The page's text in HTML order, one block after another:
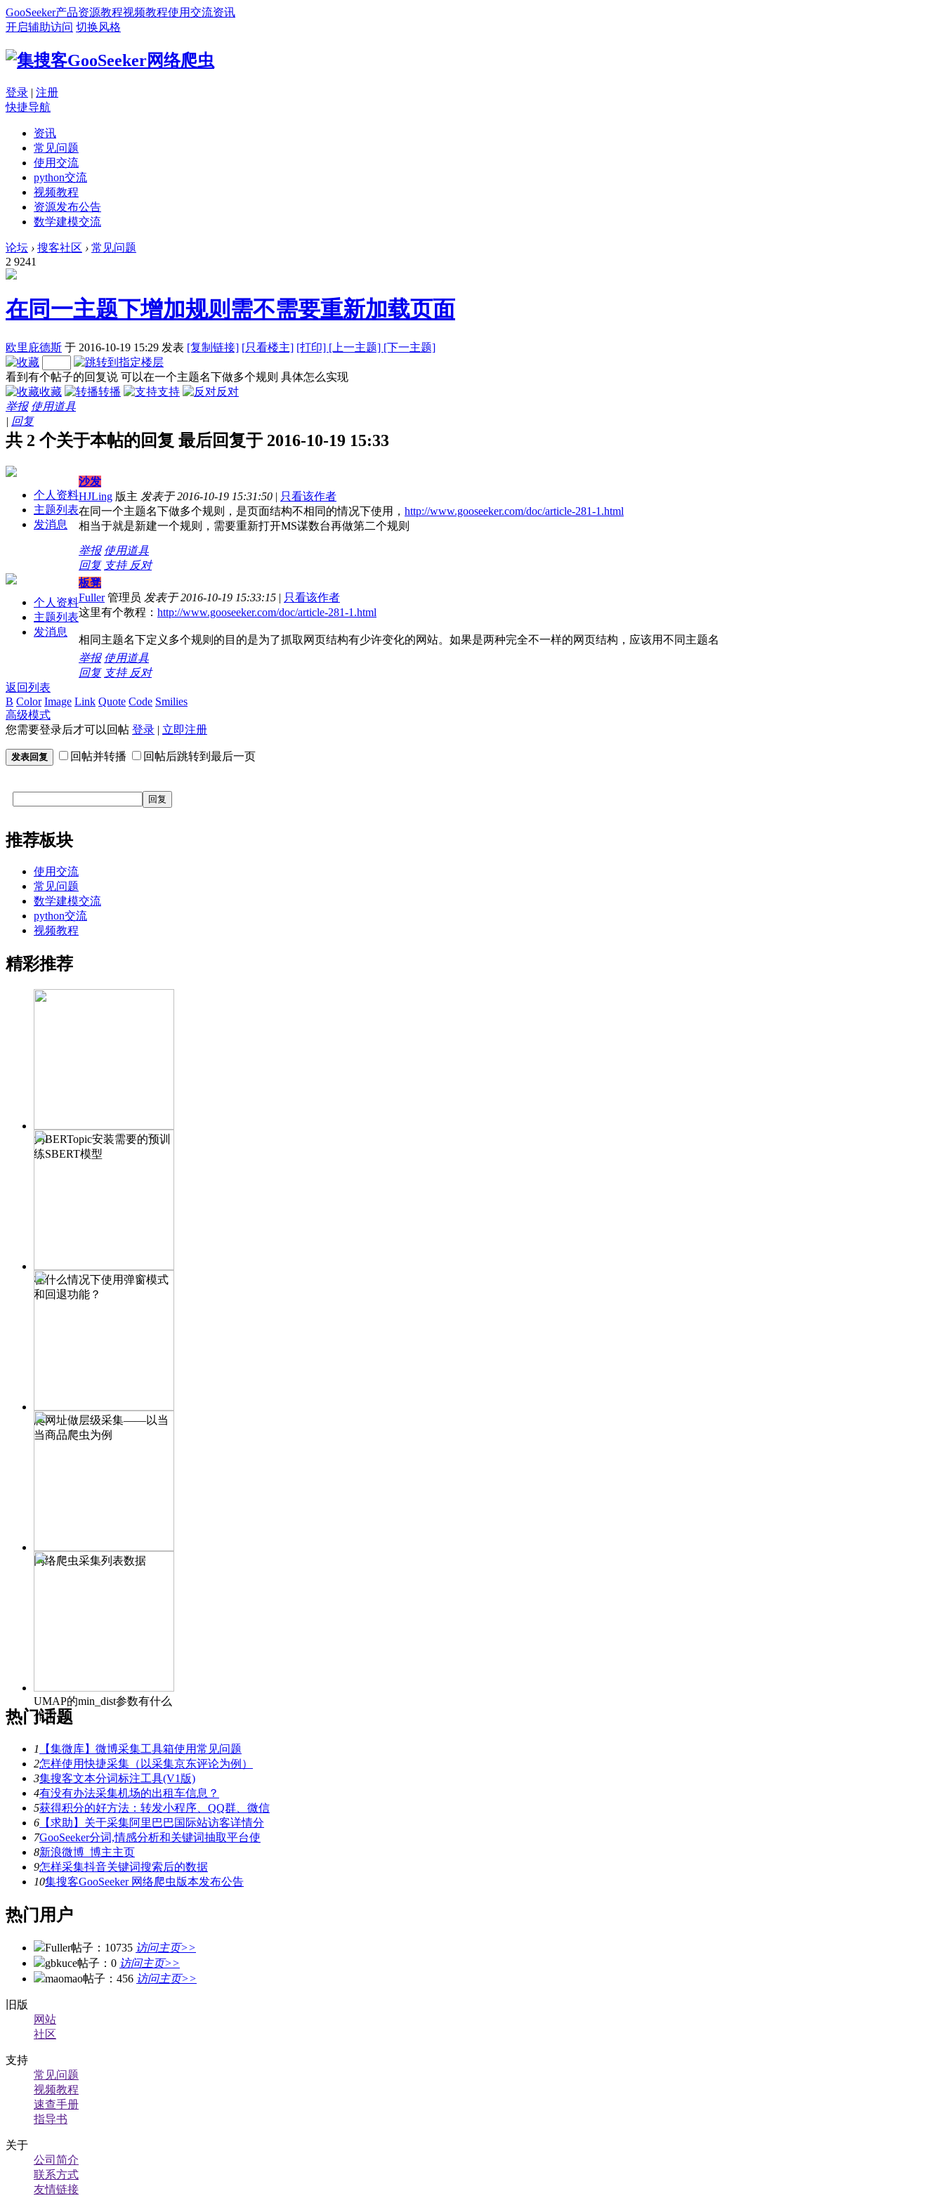
GooSeeker产品资源教程视频教程使用交流资讯
开启辅助访问 切换风格
登录 | 注册
快捷导航
资讯
常见问题
使用交流
python交流
视频教程
资源发布公告
数学建模交流
论坛 › 搜客社区 › 常见问题
2 9241
在同一主题下增加规则需不需要重新加载页面
欧里庇德斯 于 2016-10-19 15:29 发表 [复制链接] [只看楼主] [打印] [上一主题] [下一主题]
看到有个帖子的回复说 可以在一个主题名下做多个规则 具体怎么实现
收藏
转播 支持
反对
举报 使用道具
| 回复
共 2 个关于本帖的回复 最后回复于 2016-10-19 15:33
个人资料
主题列表
发消息
沙发
HJLing 版主 发表于 2016-10-19 15:31:50 | 只看该作者
在同一个主题名下做多个规则，是页面结构不相同的情况下使用， http://www.gooseeker.com/doc/article-281-1.html
相当于就是新建一个规则，需要重新打开MS谋数台再做第二个规则
举报 使用道具
回复 支持 反对
个人资料
主题列表
发消息
板凳
Fuller 管理员 发表于 2016-10-19 15:33:15 | 只看该作者
这里有个教程： http://www.gooseeker.com/doc/article-281-1.html
相同主题名下定义多个规则的目的是为了抓取网页结构有少许变化的网站。如果是两种完全不一样的网页结构，应该用不同主题名
举报 使用道具
回复 支持 反对
返回列表
B Color Image Link Quote Code Smilies
高级模式
您需要登录后才可以回帖 登录 | 立即注册
发表回复 回帖并转播 回帖后跳转到最后一页
回复
推荐板块
使用交流
常见问题
数学建模交流
python交流
视频教程
精彩推荐
为BERTopic安装需要的预训
练SBERT模型
在什么情况下使用弹窗模式
和回退功能？
爬网址做层级采集——以当
当商品爬虫为例
网络爬虫采集列表数据
UMAP的min_dist参数有什么
作用？
热门话题
1
【集微库】微博采集工具箱使用常见问题
2怎样使用快捷采集（以采集京东评论为例）
3集搜客文本分词标注工具(V1版)
4有没有办法采集机场的出租车信息？
5获得积分的好方法：转发小程序、QQ群、微信
6 【求助】关于采集阿里巴巴国际站访客详情分
7GooSeeker分词,情感分析和关键词抽取平台使
8新浪微博_博主主页
9怎样采集抖音关键词搜索后的数据
10集搜客GooSeeker 网络爬虫版本发布公告
热门用户
Fuller帖子：10735 访问主页>>
gbkuce帖子：0 访问主页>>
maomao帖子：456 访问主页>>
旧版
网站
社区
支持
常见问题
视频教程
速查手册
指导书
关于
公司简介
联系方式
友情链接